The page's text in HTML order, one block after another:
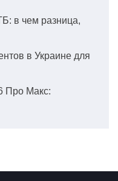
в чем разница,
в Украине для
Про Макс: